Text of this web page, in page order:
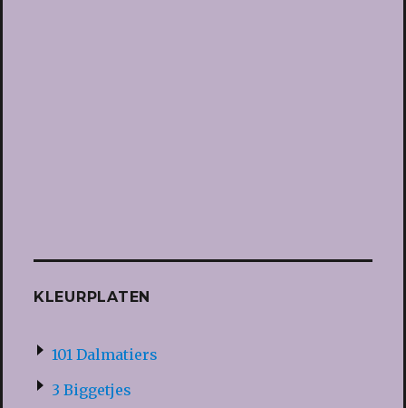
KLEURPLATEN
101 Dalmatiers
3 Biggetjes